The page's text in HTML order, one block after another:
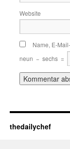
Website
Name, E-
neun − sechs =
thedailychef